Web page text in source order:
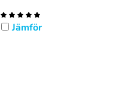
Jämför